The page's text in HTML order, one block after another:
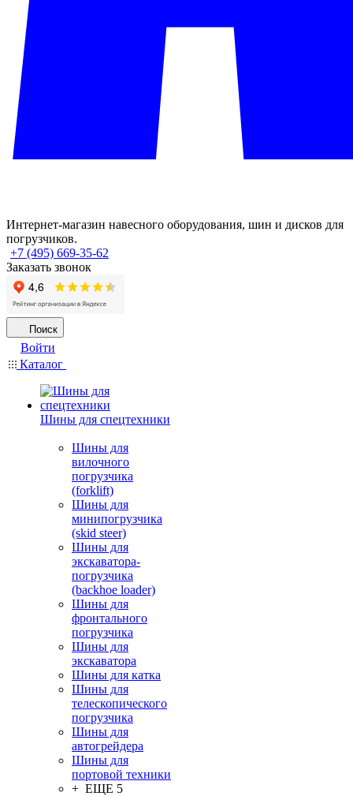
Интернет-магазин навесного оборудования, шин и дисков для
погрузчиков.
+7 (495) 669-35-62
Заказать звонок
Поиск
Войти
Каталог
Шины для спецтехники
Шины для
вилочного
погрузчика
(forklift)
Шины для
минипогрузчика
(skid steer)
Шины для
экскаватора-
погрузчика
(backhoe loader)
Шины для
фронтального
погрузчика
Шины для
экскаватора
Шины для катка
Шины для
телескопического
погрузчика
Шины для
автогрейдера
Шины для
портовой техники
+ ЕЩЕ 5